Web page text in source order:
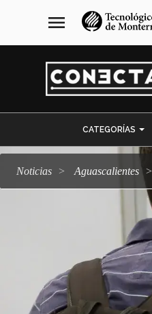
navegación
principal
menu
CATEGORÍAS
Noticias Aguascalientes